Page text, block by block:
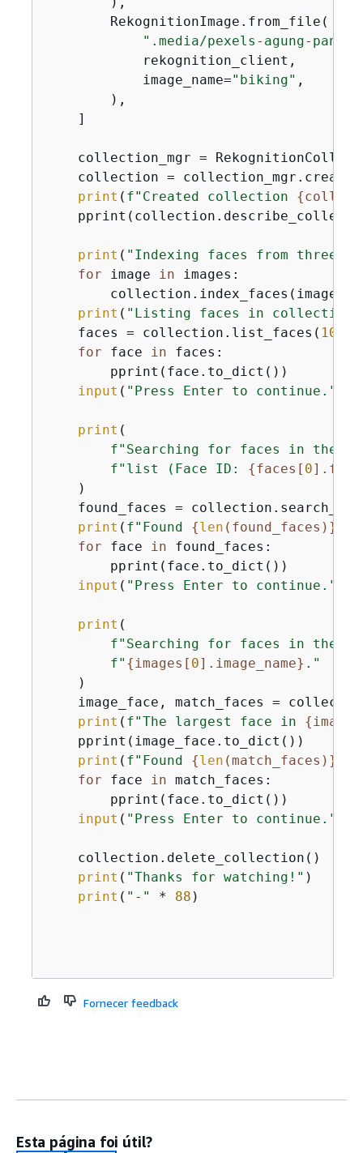
        RekognitionImage.from_file(
".media/pexels-agung-
            rekognition_client,
            image_name=
"biking" ,
        ),
    ]
collection_mgr =
collection =
print ( f"Created collection {
print ( "Indexing faces from three
for image in images:
        collection.index_faces(image,
print ( "Listing faces in
    faces = collection.list_faces(
10
for face in faces:
        pprint(face.to_dict())
input ( "Press Enter to continue."
print (
f"Searching for faces in the
f"list (Face ID: {faces[ 0
    )
found_faces =
print ( f"Found {len (found_faces)}
for face in found_faces:
        pprint(face.to_dict())
input ( "Press Enter to continue."
print (
f"Searching for faces in the
f" {images[ 0].image_name} ."
    )
image_face, match_faces =
print ( f"The largest face in {
    pprint(image_face.to_dict())
print ( f"Found {len (match_faces)}
for face in match_faces:
        pprint(face.to_dict())
input ( "Press Enter to continue."
    collection.delete_collection()
print ( "Thanks for watching!" )
print ( "-" * 88 )
Fornecer feedback
Esta página foi útil?